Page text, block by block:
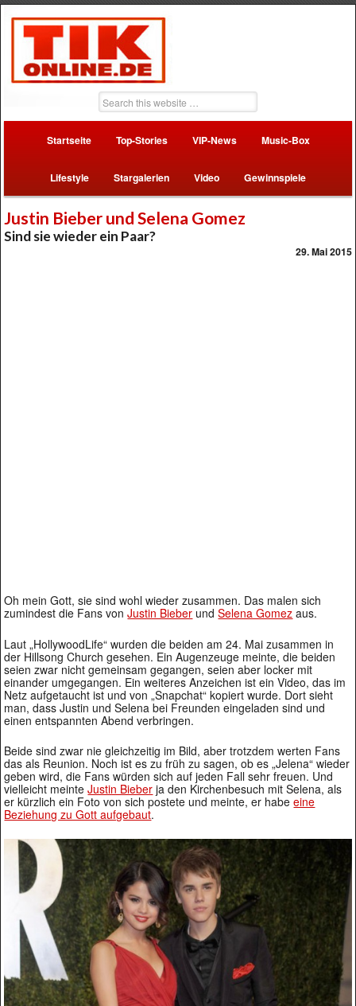
Startseite Top-Stories VIP-News Music-Box
Lifestyle Stargalerien Video Gewinnspiele
Justin Bieber und Selena Gomez
Sind sie wieder ein Paar?
29. Mai 2015
Oh mein Gott, sie sind wohl wieder zusammen. Das malen sich
zumindest die Fans vonJustin Bieber undSelena Gomez aus.
Laut „HollywoodLife“ wurden die beiden am 24. Mai zusammen in
der Hillsong Church gesehen. Ein Augenzeuge meinte, die beiden
seien zwar nicht gemeinsam gegangen, seien aber locker mit
einander umgegangen. Ein weiteres Anzeichen ist ein Video, das im
Netz aufgetaucht ist und von „Snapchat“ kopiert wurde. Dort sieht
man, dass Justin und Selena bei Freunden eingeladen sind und
einen entspannten Abend verbringen.
Beide sind zwar nie gleichzeitig im Bild, aber trotzdem werten Fans
das als Reunion. Noch ist es zu früh zu sagen, ob es „Jelena“ wieder
geben wird, die Fans würden sich auf jeden Fall sehr freuen. Und
vielleicht meinteJustin Bieber ja den Kirchenbesuch mit Selena, als
er kürzlich ein Foto von sich postete und meinte, er habeeine
Beziehung zu Gott aufgebaut.